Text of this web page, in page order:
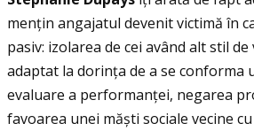
menţin angajatul devenit victimă în
pasiv: izolarea de cei având alt stil de
adaptat la dorinţa de a se conforma
evaluare a performanţei, negarea
favoarea unei măști sociale vecine cu